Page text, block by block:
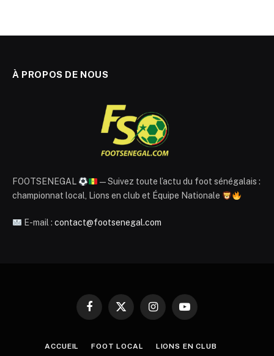
À PROPOS DE NOUS
FOOTSENEGAL
— Suivez toute l’actu du foot sénégalais :
championnat local, Lions en club et Équipe Nationale
E-mail : contact@footsenegal.com
Facebook
X
InstagramYouTube
ACCUEIL FOOT LOCAL LIONS EN CLUB